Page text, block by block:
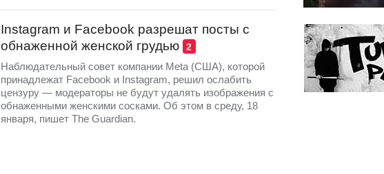
Instagram и Facebook разрешат посты с
обнаженной женской грудью
2
Наблюдательный совет компании Meta (США), которой
принадлежат Facebook и Instagram, решил ослабить
цензуру — модераторы не будут удалять изображения с
обнаженными женскими сосками. Об этом в среду, 18
января, пишет The Guardian.